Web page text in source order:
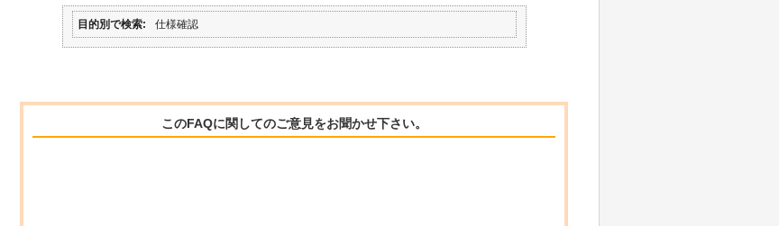
目的別で検索 仕様確認
このFAQに関してのご意見をお聞かせ下さい。